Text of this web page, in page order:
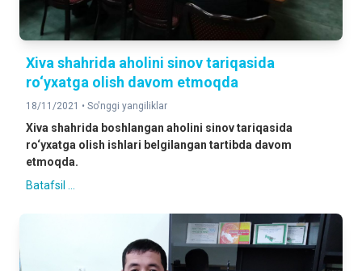
Xiva shahrida aholini sinov tariqasida
ro‘yxatga olish davom etmoqda
18/11/2021 • So'nggi yangiliklar
Xiva shahrida boshlangan aholini sinov tariqasida
ro‘yxatga olish ishlari belgilangan tartibda davom
etmoqda.
Batafsil ...